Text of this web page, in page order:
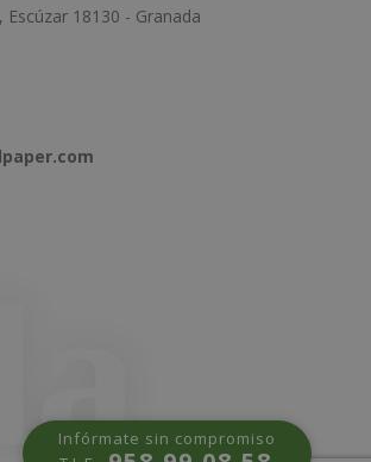
Infórmate sin compromiso
18130 - Granada